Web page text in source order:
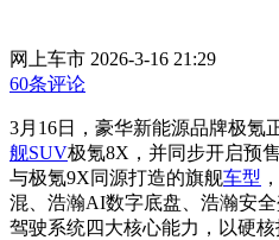
网上车市 2026-3-16 21:29
60条评论
3月16日，豪华新能源品牌极氪
舰SUV极氪8X，并同步开启预
与极氪9X同源打造的旗舰车型
混、浩瀚AI数字底盘、浩瀚安
驾驶系统四大核心能力，以硬